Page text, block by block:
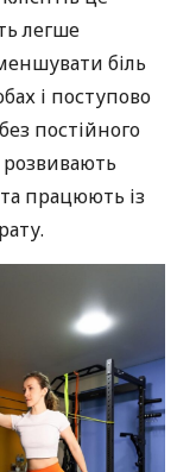
легше
біль
і поступово
постійного
працюють із